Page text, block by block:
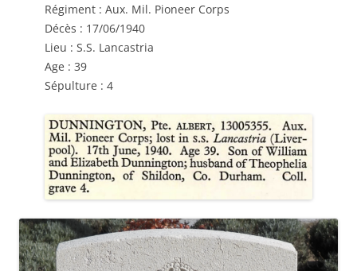
Régiment : Aux. Mil. Pioneer Corps
Décès : 17/06/1940
Lieu : S.S. Lancastria
Age : 39
Sépulture : 4